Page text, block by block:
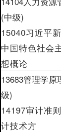
(中级)
15040习近平新
中国特色社会主
想概论
13683管理学原理
级)
14197审计准则
计技术方